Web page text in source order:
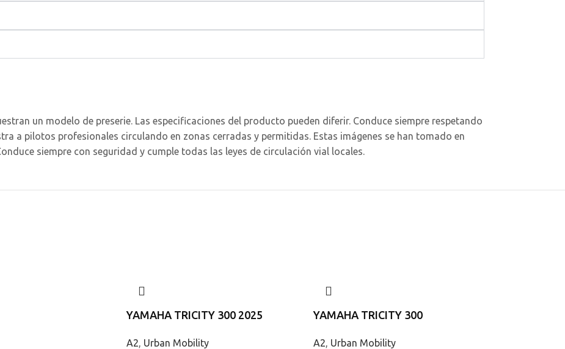
un modelo de preserie. Las especificaciones del producto pueden diferir. Conduce siempre respetando
a pilotos profesionales circulando en zonas cerradas y permitidas. Estas imágenes se han tomado en
siempre con seguridad y cumple todas las leyes de circulación vial locales.
YAMAHA TRICITY 300 2025
A2, Urban Mobility
YAMAHA TRICITY 300
A2, Urban Mobility